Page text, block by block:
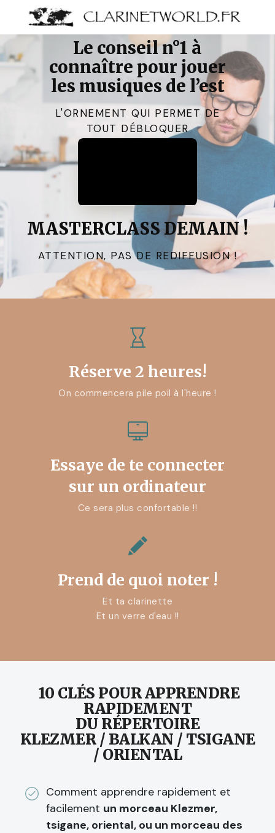
Le conseil n°1 à
connaître pour jouer
les musiques de l’est
L'ORNEMENT QUI PERMET DE
TOUT DÉBLOQUER
MASTERCLASS DEMAIN !
ATTENTION, PAS DE REDIFFUSION !
Réserve 2 heures!
On commencera pile poil à l'heure !
Essaye de te connecter
sur un ordinateur
Ce sera plus confortable !!
Prend de quoi noter !
Et ta clarinette
Et un verre d'eau !!
10 CLÉS POUR APPRENDRE
RAPIDEMENT
DU RÉPERTOIRE
KLEZMER / BALKAN / TSIGANE
/ ORIENTAL
Comment apprendre rapidement et
facilement un morceau Klezmer,
tsigane, oriental, ou un morceau des